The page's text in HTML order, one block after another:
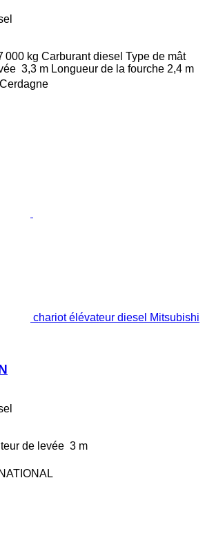
000 kg Carburant diesel Type de mât
3,3 m Longueur de la fourche 2,4 m
chariot élévateur diesel Mitsubishi
de levée 3 m